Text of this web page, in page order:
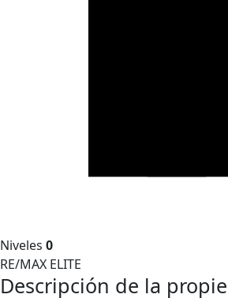
Niveles 0
RE/MAX ELITE
Descripción de la